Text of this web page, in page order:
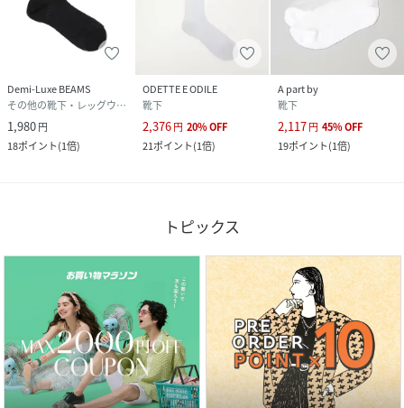
Demi-Luxe BEAMS
その他の靴下・レッグウェア
1,980円
18ポイント(1倍)
ODETTE E ODILE
靴下
2,376円 20%OFF
21ポイント(1倍)
A part by
靴下
2,117円 45%OFF
19ポイント(1倍)
トピックス